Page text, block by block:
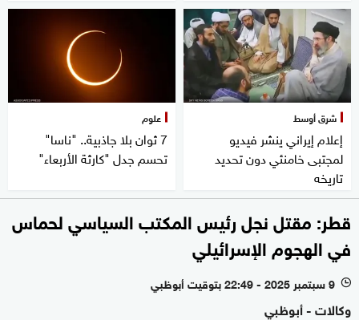
شرق أوسط
إعلام إيراني ينشر فيديو
لمجتبى خامنئي دون تحديد
تاريخه
علوم
7 ثوان بلا جاذبية.. "ناسا"
تحسم جدل "كارثة الأربعاء"
قطر: مقتل نجل رئيس المكتب السياسي لحماس
في الهجوم الإسرائيلي
l 9 سبتمبر 2025 - 22:49 بتوقيت أبوظبي
وكالات - أبوظبي